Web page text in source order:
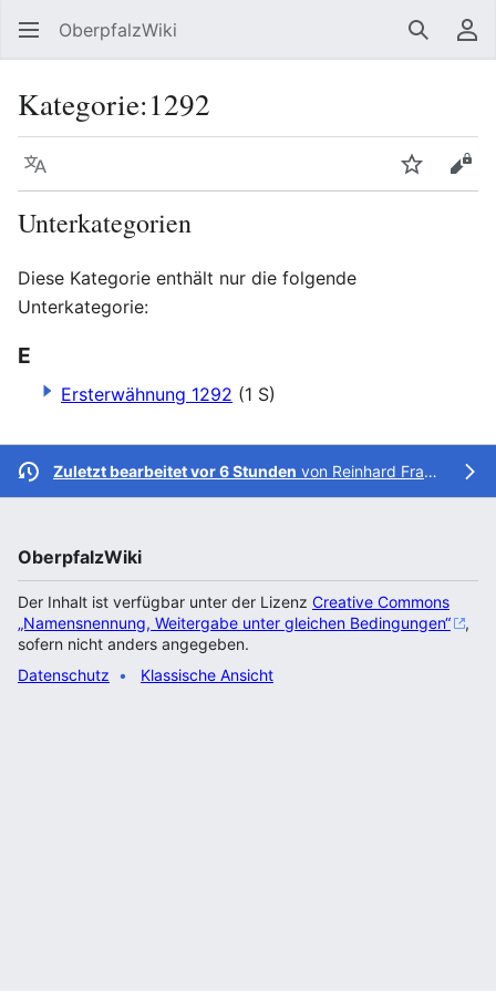
OberpfalzWiki Suchen
Kategorie:1292
Sprache
Unterkategorien
Diese Kategorie enthält nur die folgende
Unterkategorie:
E
Ersterwähnung 1292 (1 S)
Zuletzt bearbeitet vor 6 Stunden von Reinhard Fraunholz
OberpfalzWiki
Der Inhalt ist verfügbar unter der Lizenz Creative Commons
„Namensnennung, Weitergabe unter gleichen Bedingungen“
,
sofern nicht anders angegeben.
Datenschutz
Klassische Ansicht